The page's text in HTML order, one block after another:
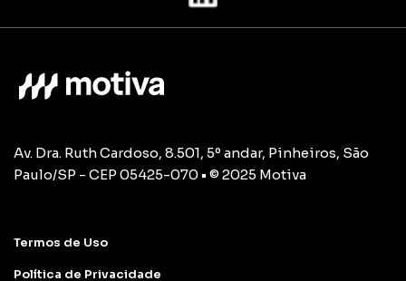
Av. Dra. Ruth Cardoso, 8.501, 5º andar, Pinheiros, São
Paulo/SP - CEP 05425-070 • © 2025 Motiva
Termos de Uso
Política de Privacidade